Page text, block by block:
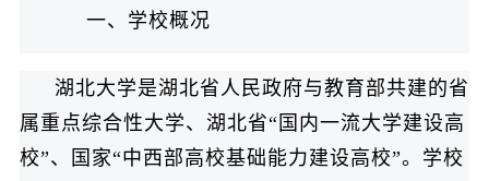
一、学校概况
湖北大学是湖北省人民政府与教育部共建的省
属重点综合性大学、湖北省“国内一流大学建设高
校”、国家“中西部高校基础能力建设高校”。学校